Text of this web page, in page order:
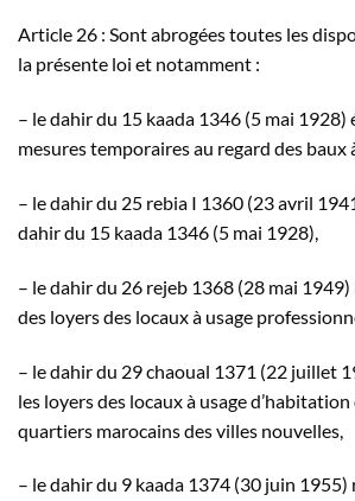
Article 26 : Sont abrogées toutes les
la présente loi et notamment :
– le dahir du 15 kaada 1346 (5 mai 1928)
mesures temporaires au regard des baux
– le dahir du 25 rebia I 1360 (23 avril
dahir du 15 kaada 1346 (5 mai 1928),
– le dahir du 26 rejeb 1368 (28 mai
des loyers des locaux à usage
– le dahir du 29 chaoual 1371 (22 juillet
les loyers des locaux à usage
quartiers marocains des villes nouvelles,
– le dahir du 9 kaada 1374 (30 juin